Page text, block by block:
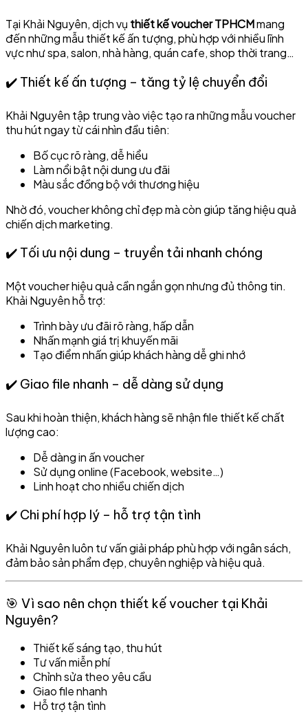
Tại Khải Nguyên, dịch vụ thiết kế voucher TPHCMmang
đến những mẫu thiết kế ấn tượng, phù hợp với nhiều lĩnh
vực như spa, salon, nhà hàng, quán cafe, shop thời trang…
✔️ Thiết kế ấn tượng – tăng tỷ lệ chuyển đổi
Khải Nguyên tập trung vào việc tạo ra những mẫu voucher
thu hút ngay từ cái nhìn đầu tiên:
Bố cục rõ ràng, dễ hiểu
Làm nổi bật nội dung ưu đãi
Màu sắc đồng bộ với thương hiệu
Nhờ đó, voucher không chỉ đẹp mà còn giúp tăng hiệu quả
chiến dịch marketing.
✔️ Tối ưu nội dung – truyền tải nhanh chóng
Một voucher hiệu quả cần ngắn gọn nhưng đủ thông tin.
Khải Nguyên hỗ trợ:
Trình bày ưu đãi rõ ràng, hấp dẫn
Nhấn mạnh giá trị khuyến mãi
Tạo điểm nhấn giúp khách hàng dễ ghi nhớ
✔️ Giao file nhanh – dễ dàng sử dụng
Sau khi hoàn thiện, khách hàng sẽ nhận file thiết kế chất
lượng cao:
Dễ dàng in ấn voucher
Sử dụng online (Facebook, website…)
Linh hoạt cho nhiều chiến dịch
✔️ Chi phí hợp lý – hỗ trợ tận tình
Khải Nguyên luôn tư vấn giải pháp phù hợp với ngân sách,
đảm bảo sản phẩm đẹp, chuyên nghiệp và hiệu quả.
🎯 Vì sao nên chọn thiết kế voucher tại Khải
Nguyên?
Thiết kế sáng tạo, thu hút
Tư vấn miễn phí
Chỉnh sửa theo yêu cầu
Giao file nhanh
Hỗ trợ tận tình